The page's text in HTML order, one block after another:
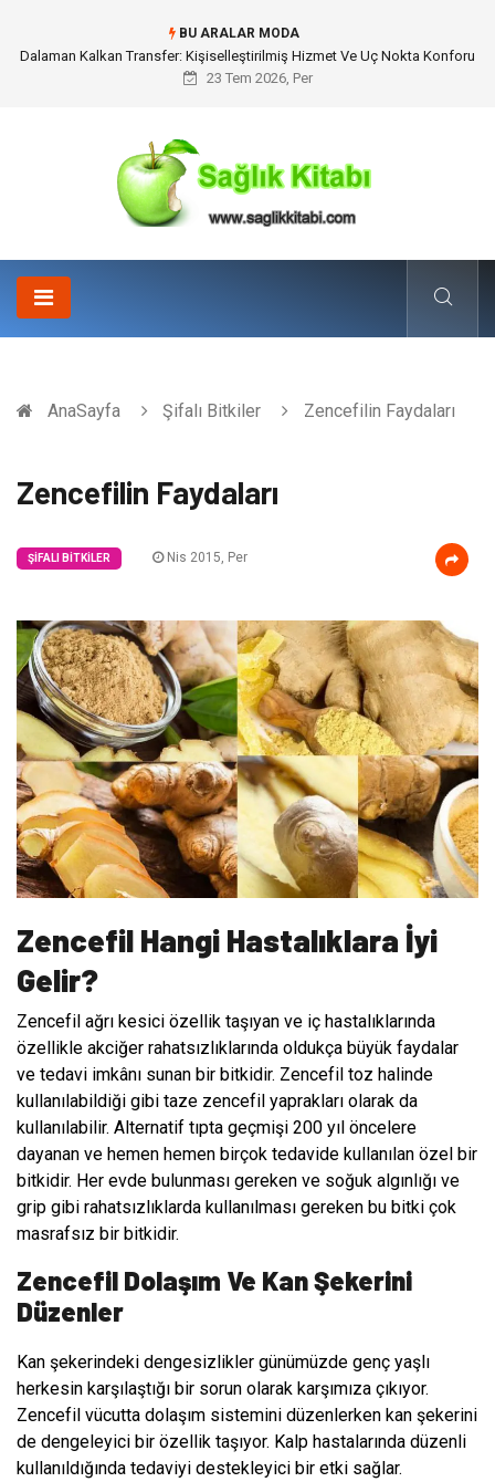
BU ARALAR MODA
Dalaman Kalkan Transfer: Kişiselleştirilmiş Hizmet Ve Uç Nokta Konforu
23 Tem 2026, Per
AnaSayfa Şifalı Bitkiler Zencefilin Faydaları
Zencefilin Faydaları
ŞIFALI BITKILER Nis 2015, Per
Zencefil Hangi Hastalıklara İyi
Gelir?
Zencefil ağrı kesici özellik taşıyan ve iç hastalıklarında
özellikle akciğer rahatsızlıklarında oldukça büyük faydalar
ve tedavi imkânı sunan bir bitkidir. Zencefil toz halinde
kullanılabildiği gibi taze zencefil yaprakları olarak da
kullanılabilir. Alternatif tıpta geçmişi 200 yıl öncelere
dayanan ve hemen hemen birçok tedavide kullanılan özel bir
bitkidir. Her evde bulunması gereken ve soğuk algınlığı ve
grip gibi rahatsızlıklarda kullanılması gereken bu bitki çok
masrafsız bir bitkidir.
Zencefil Dolaşım Ve Kan Şekerini
Düzenler
Kan şekerindeki dengesizlikler günümüzde genç yaşlı
herkesin karşılaştığı bir sorun olarak karşımıza çıkıyor.
Zencefil vücutta dolaşım sistemini düzenlerken kan şekerini
de dengeleyici bir özellik taşıyor. Kalp hastalarında düzenli
kullanıldığında tedaviyi destekleyici bir etki sağlar.